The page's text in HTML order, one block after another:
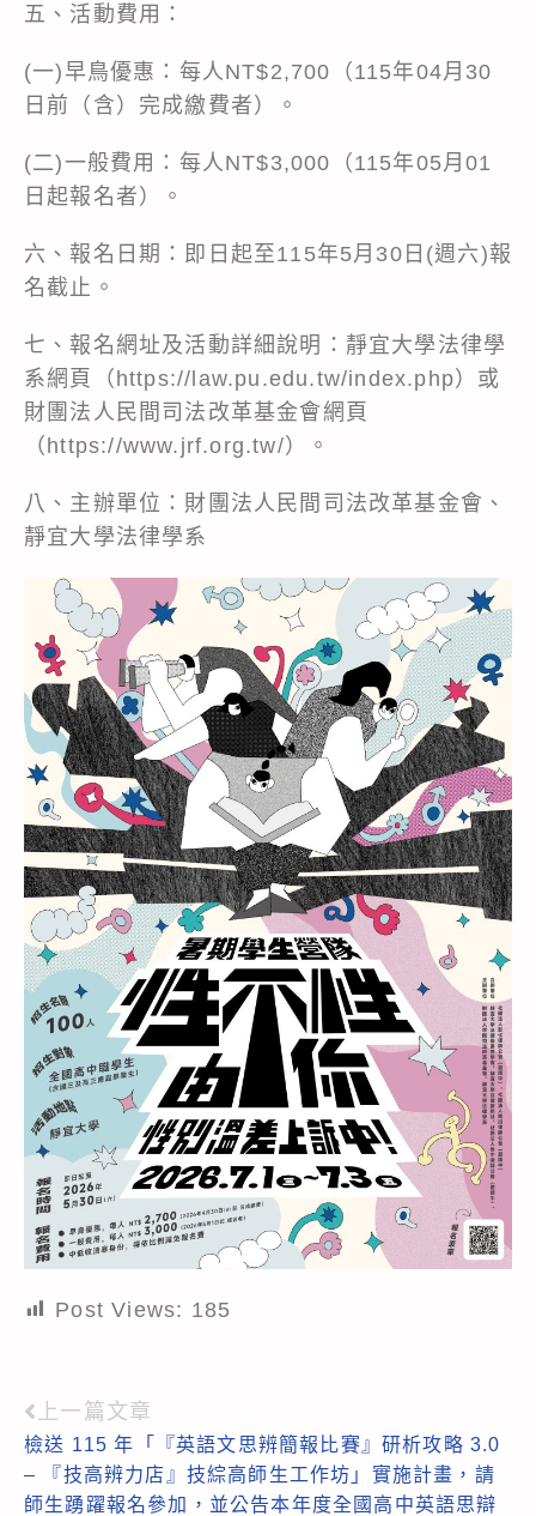
五、活動費用：
(一)早鳥優惠：每人NT$2,700（115年04月30
日前（含）完成繳費者）。
(二)一般費用：每人NT$3,000（115年05月01
日起報名者）。
六、報名日期：即日起至115年5月30日(週六)報
名截止。
七、報名網址及活動詳細說明：靜宜大學法律學
系網頁（https://law.pu.edu.tw/index.php）或
財團法人民間司法改革基金會網頁
（https://www.jrf.org.tw/）。
八、主辦單位：財團法人民間司法改革基金會、
靜宜大學法律學系
Post Views: 185
Read
more
articles
上一篇文章
檢送 115 年「『英語文思辨簡報比賽』研析攻略 3.0
– 『技高辨力店』技綜高師生工作坊」實施計畫，請
師生踴躍報名參加，並公告本年度全國高中英語思辯